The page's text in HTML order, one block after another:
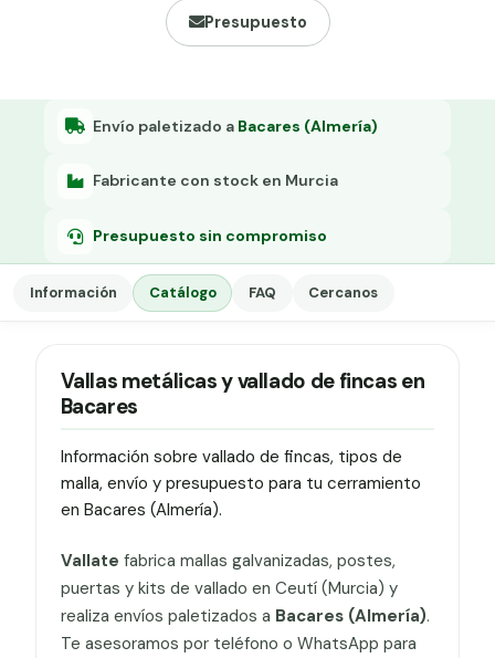
Grapa malla H.
Presupuesto
Envío paletizado a Bacares (Almería)
Fabricante con stock en Murcia
Presupuesto sin compromiso
Información Catálogo FAQ Cercanos
Vallas metálicas y vallado de fincas en
Bacares
Información sobre vallado de fincas, tipos de
malla, envío y presupuesto para tu cerramiento
en Bacares (Almería).
Vallate fabrica mallas galvanizadas, postes,
puertas y kits de vallado en Ceutí (Murcia) y
realiza envíos paletizados a Bacares (Almería).
Te asesoramos por teléfono o WhatsApp para